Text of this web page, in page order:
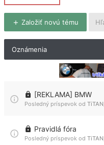
Založiť novú tému
Oznámenia
[REKLAMA] BMW
Posledný príspevok od TiTAN
Pravidlá fóra
Posledný príspevok od TiTAN